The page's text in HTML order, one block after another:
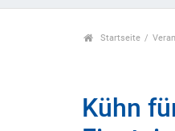
Startseite
Kühn